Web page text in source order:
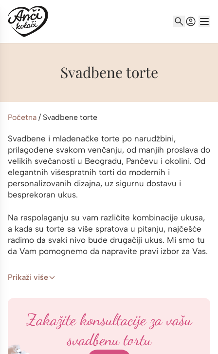
Svadbene torte
Početna / Svadbene torte
Svadbene i mladenačke torte po narudžbini,
prilagođene svakom venčanju, od manjih proslava do
velikih svečanosti u Beogradu, Pančevu i okolini. Od
elegantnih višespratnih torti do modernih i
personalizovanih dizajna, uz sigurnu dostavu i
besprekoran ukus.
Na raspolaganju su vam različite kombinacije ukusa,
a kada su torte sa više spratova u pitanju, najčešće
radimo da svaki nivo bude drugačiji ukus. Mi smo tu
da Vam pomognemo da napravite pravi izbor za Vas.
Prikaži više
Zakažite konsultacije za vašu
svadbenu tortu